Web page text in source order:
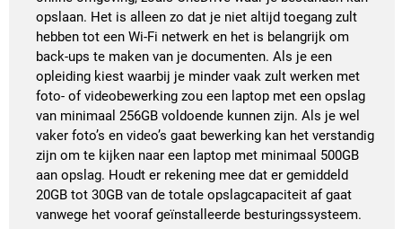
opslaan. Het is alleen zo dat je niet altijd toegang zult
hebben tot een Wi-Fi netwerk en het is belangrijk om
back-ups te maken van je documenten. Als je een
opleiding kiest waarbij je minder vaak zult werken met
foto- of videobewerking zou een laptop met een opslag
van minimaal 256GB voldoende kunnen zijn. Als je wel
vaker foto’s en video’s gaat bewerking kan het verstandig
zijn om te kijken naar een laptop met minimaal 500GB
aan opslag. Houdt er rekening mee dat er gemiddeld
20GB tot 30GB van de totale opslagcapaciteit af gaat
vanwege het vooraf geïnstalleerde besturingssysteem.